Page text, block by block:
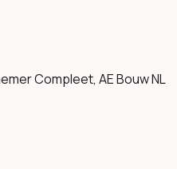
Compleet, AE Bouw NL